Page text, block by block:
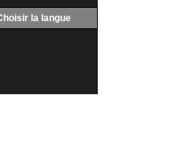
la langue